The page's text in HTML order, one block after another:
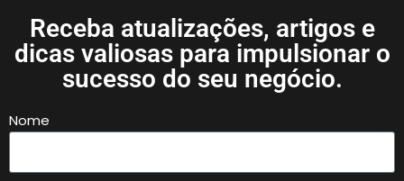
Receba atualizações, artigos e
dicas valiosas para impulsionar o
sucesso do seu negócio.
Nome